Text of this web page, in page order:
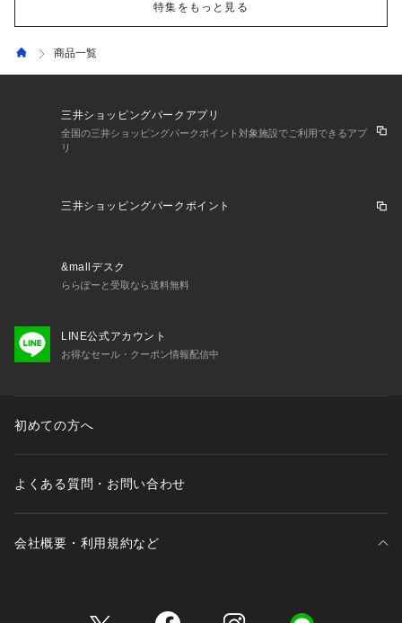
特集をもっと見る
商品一覧
三井ショッピングパークアプリ
全国の三井ショッピングパークポイント対象施設でご利用できるアプ
リ
三井ショッピングパークポイント
&mallデスク
ららぽーと受取なら送料無料
LINE公式アカウント
お得なセール・クーポン情報配信中
初めての方へ
よくある質問・お問い合わせ
会社概要・利用規約など